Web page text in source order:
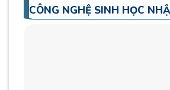
CÔNG NGHỆ SINH HỌC